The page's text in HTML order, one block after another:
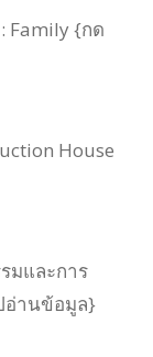
Family {กด
House
มและการ
อ่านข้อมูล}